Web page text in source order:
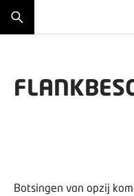
Botsingen van opzij